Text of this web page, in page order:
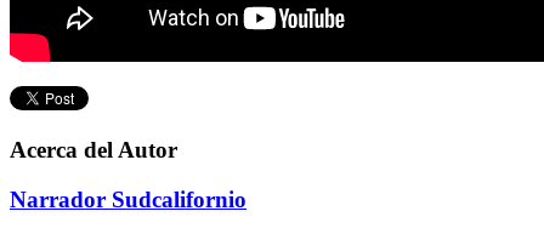
Acerca del Autor
Narrador Sudcalifornio